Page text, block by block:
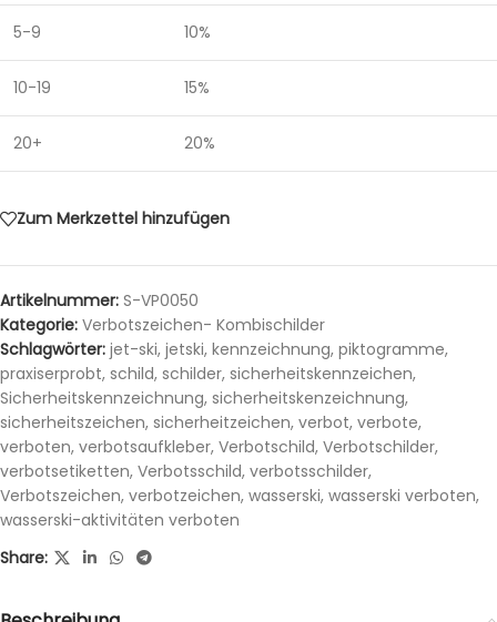
5-9 10%
10-19 15%
20+ 20%
Zum Merkzettel hinzufügen
Artikelnummer: S-VP0050
Kategorie: Verbotszeichen- Kombischilder
Schlagwörter: jet-ski, jetski, kennzeichnung, piktogramme,
praxiserprobt, schild, schilder, sicherheitskennzeichen,
Sicherheitskennzeichnung, sicherheitskenzeichnung,
sicherheitszeichen, sicherheitzeichen, verbot, verbote,
verboten, verbotsaufkleber, Verbotschild, Verbotschilder,
verbotsetiketten, Verbotsschild, verbotsschilder,
Verbotszeichen, verbotzeichen, wasserski, wasserski verboten,
wasserski-aktivitäten verboten
Share: